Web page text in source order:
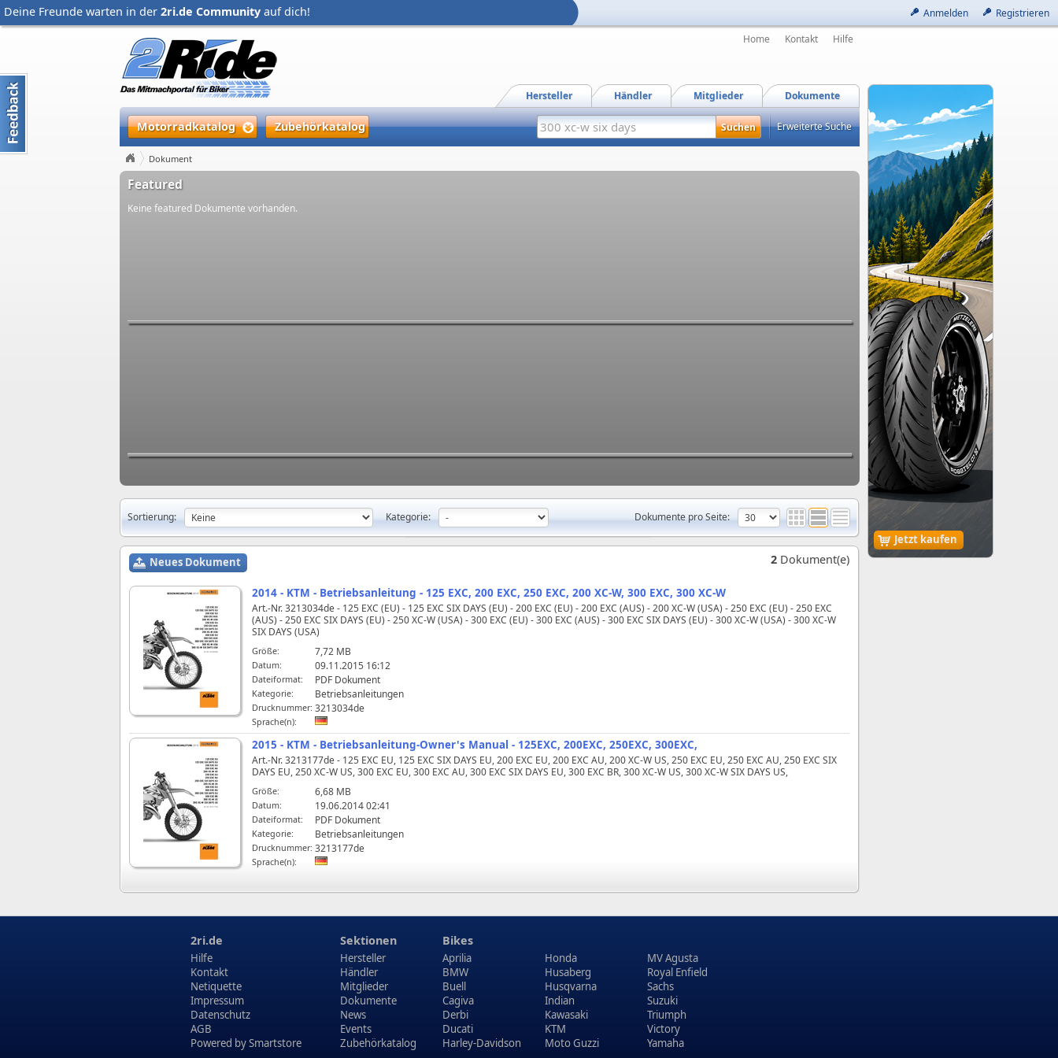
Anmelden Registrieren
Deine Freunde warten in der 2ri.de Community auf dich!
Jetzt kaufen
Home Kontakt Hilfe
Dokumente
Mitglieder
Händler
Hersteller
Motorradkatalog Zubehörkatalog Erweiterte Suche
Dokument
Featured
Keine featured Dokumente vorhanden.
Dokumente pro Seite:
Sortierung: Kategorie:
2 Dokument(e)
Neues Dokument
2014 - KTM - Betriebsanleitung - 125 EXC, 200 EXC, 250 EXC, 200 XC‑W, 300 EXC, 300 XC‑W
Art.-Nr. 3213034de - 125 EXC (EU) - 125 EXC SIX DAYS (EU) - 200 EXC (EU) - 200 EXC (AUS) - 200 XC‑W (USA) - 250 EXC (EU) - 250 EXC
(AUS) - 250 EXC SIX DAYS (EU) - 250 XC‑W (USA) - 300 EXC (EU) - 300 EXC (AUS) - 300 EXC SIX DAYS (EU) - 300 XC‑W (USA) - 300 XC‑W
SIX DAYS (USA)
Größe: 7,72 MB
Datum: 09.11.2015 16:12
Dateiformat: PDF Dokument
Kategorie: Betriebsanleitungen
Drucknummer: 3213034de
Sprache(n):
2015 - KTM - Betriebsanleitung-Owner's Manual - 125EXC, 200EXC, 250EXC, 300EXC,
Art.-Nr. 3213177de - 125 EXC EU, 125 EXC SIX DAYS EU, 200 EXC EU, 200 EXC AU, 200 XC‑W US, 250 EXC EU, 250 EXC AU, 250 EXC SIX
DAYS EU, 250 XC‑W US, 300 EXC EU, 300 EXC AU, 300 EXC SIX DAYS EU, 300 EXC BR, 300 XC‑W US, 300 XC‑W SIX DAYS US,
Größe: 6,68 MB
Datum: 19.06.2014 02:41
Dateiformat: PDF Dokument
Kategorie: Betriebsanleitungen
Drucknummer: 3213177de
Sprache(n):
2ri.de
Hilfe
Kontakt
Netiquette
Impressum
Datenschutz
AGB
Powered bySmartstore
Sektionen
Hersteller
Händler
Mitglieder
Dokumente
News
Events
Zubehörkatalog
Bikes
Aprilia
BMW
Buell
Cagiva
Derbi
Ducati
Harley-Davidson
Honda
Husaberg
Husqvarna
Indian
Kawasaki
KTM
Moto Guzzi
MV Agusta
Royal Enfield
Sachs
Suzuki
Triumph
Victory
Yamaha